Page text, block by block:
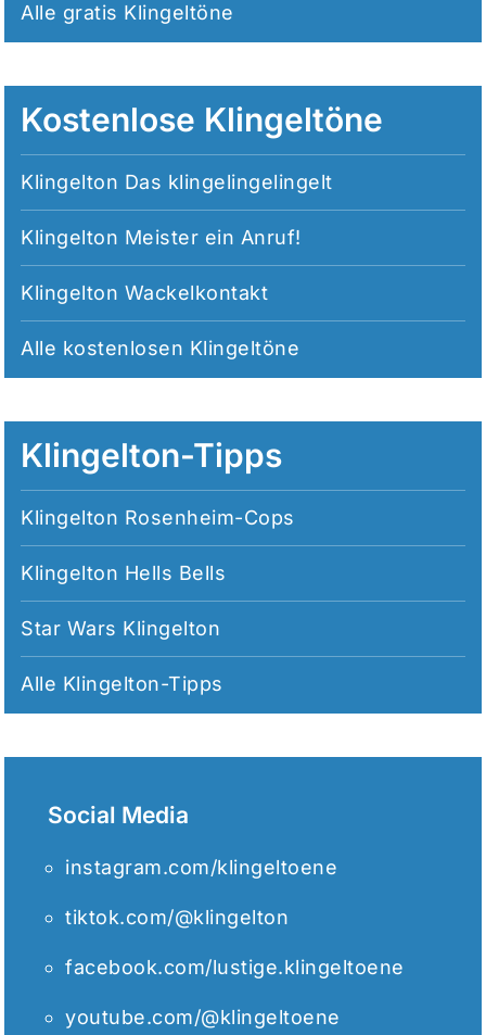
Alle gratis Klingeltöne
Kostenlose Klingeltöne
Klingelton Das klingelingelingelt
Klingelton Meister ein Anruf!
Klingelton Wackelkontakt
Alle kostenlosen Klingeltöne
Klingelton-Tipps
Klingelton Rosenheim-Cops
Klingelton Hells Bells
Star Wars Klingelton
Alle Klingelton-Tipps
Social Media
instagram.com/klingeltoene
tiktok.com/@klingelton
facebook.com/lustige.klingeltoene
youtube.com/@klingeltoene